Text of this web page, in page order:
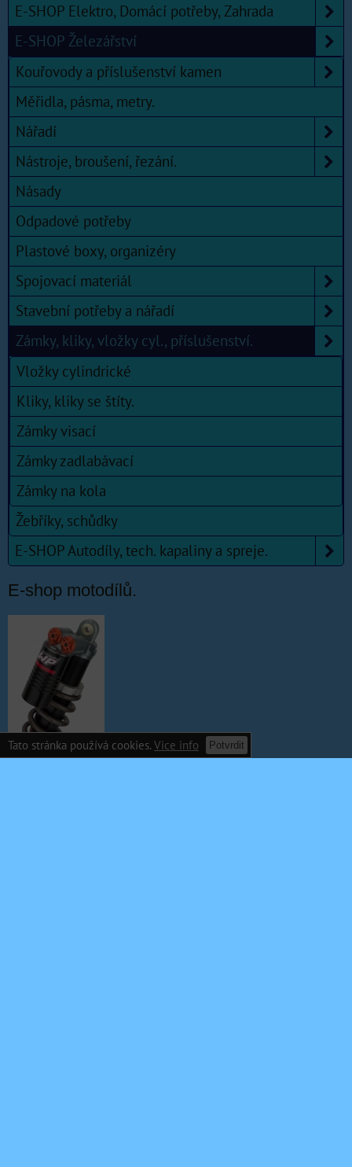
E-SHOP Elektro, Domácí potřeby, Zahrada
E-SHOP Železářství
Kouřovody a příslušenství kamen
Měřidla, pásma, metry.
Nářadí
Nástroje, broušení, řezání.
Násady
Odpadové potřeby
Plastové boxy, organizéry
Spojovací materiál
Stavební potřeby a nářadí
Zámky, kliky, vložky cyl., příslušenství.
Vložky cylindrické
Kliky, kliky se štíty.
Zámky visací
Zámky zadlabávací
Zámky na kola
Žebříky, schůdky
E-SHOP Autodíly, tech. kapaliny a spreje.
E-shop motodílů.
www.motocross-shop.cz
Tato stránka používá cookies. Vice info Potvrdit